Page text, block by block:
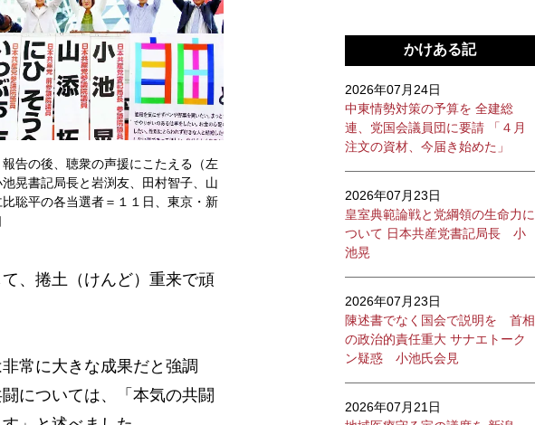
報告の後、聴衆の声援にこたえる（左
晃書記局長と岩渕友、田村智子、山
聡平の各当選者＝１１日、東京・新
、捲土（けんど）重来で頑
常に大きな成果だと強調
については、「本気の共闘
かけある記
2026年07月24日
中東情勢対策の予算を 全建総
連、党国会議員団に要請 「４月
注文の資材、今届き始めた」
2026年07月23日
皇室典範論戦と党綱領の生命力に
ついて 日本共産党書記局長 小
池晃
2026年07月23日
陳述書でなく国会で説明を 首相
の政治的責任重大 サナエトーク
ン疑惑 小池氏会見
2026年07月21日